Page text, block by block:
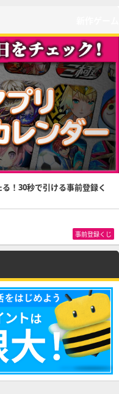
！30秒で引ける事前登録く
事前登録くじ